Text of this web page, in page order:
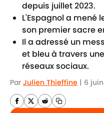
depuis juillet 2023.
L'Espagnol a mené
son premier sacre
Il a adressé un
et bleu à travers
réseaux sociaux.
Par Julien Thieffine | 6